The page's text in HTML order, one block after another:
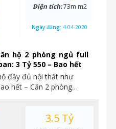
hộ 2 phòng ngủ full
3 Tỷ 550 – Bao hết
đầy đủ nội thất như
hết – Căn 2 phòng…
Diện tích:73m m2
Ngày đăng: 4-04-2020
3.5 Tỷ